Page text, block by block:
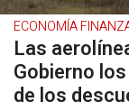
ECONOMÍA
Las
Gobierno
de los